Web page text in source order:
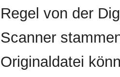
Regel von der
Scanner
Originaldatei